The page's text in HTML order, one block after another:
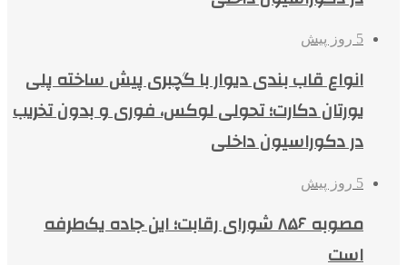
5 روز پیش
انواع قاب بندی دیوار با گچبری پیش ساخته پلی
یورتان دکارت؛ تحولی لوکس، فوری و بدون تخریب
در دکوراسیون داخلی
5 روز پیش
مصوبه ۸۵۶ شورای رقابت؛ این جاده یک‌طرفه
است